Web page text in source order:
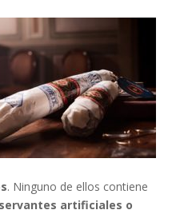
. Ninguno de ellos contiene
artificiales o